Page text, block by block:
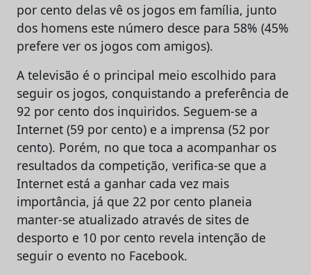
por cento delas vê os jogos em família, junto
dos homens este número desce para 58% (45%
prefere ver os jogos com amigos).
A televisão é o principal meio escolhido para
seguir os jogos, conquistando a preferência de
92 por cento dos inquiridos. Seguem-se a
Internet (59 por cento) e a imprensa (52 por
cento). Porém, no que toca a acompanhar os
resultados da competição, verifica-se que a
Internet está a ganhar cada vez mais
importância, já que 22 por cento planeia
manter-se atualizado através de sites de
desporto e 10 por cento revela intenção de
seguir o evento no Facebook.